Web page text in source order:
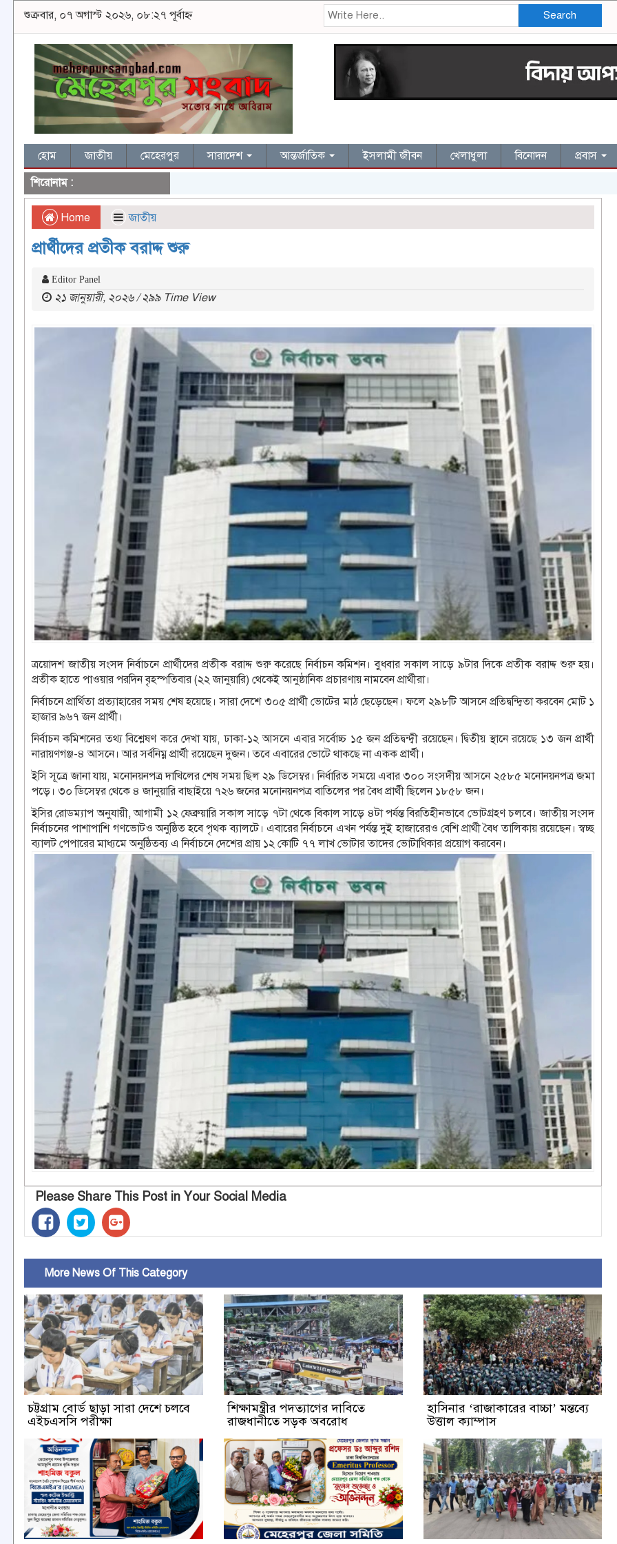
শুক্রবার, ০৭ অগাস্ট ২০২৬, ০৮:২৭ পূর্বাহ্ন Search
হোম জাতীয় মেহেরপুর সারাদেশ আন্তর্জাতিক ইসলামী জীবন খেলাধুলা বিনোদন প্রবাস
শিরোনাম :
Home জাতীয়
প্রার্থীদের প্রতীক বরাদ্দ শুরু
Editor Panel
২১ জানুয়ারী, ২০২৬ / ২৯৯ Time View
ত্রয়োদশ জাতীয় সংসদ নির্বাচনে প্রার্থীদের প্রতীক বরাদ্দ শুরু করেছে নির্বাচন কমিশন। বুধবার সকাল সাড়ে ৯টার দিকে প্রতীক বরাদ্দ শুরু হয়।
প্রতীক হাতে পাওয়ার পরদিন বৃহস্পতিবার (২২ জানুয়ারি) থেকেই আনুষ্ঠানিক প্রচারণায় নামবেন প্রার্থীরা।
নির্বাচনে প্রার্থিতা প্রত্যাহারের সময় শেষ হয়েছে। সারা দেশে ৩০৫ প্রার্থী ভোটের মাঠ ছেড়েছেন। ফলে ২৯৮টি আসনে প্রতিদ্বন্দ্বিতা করবেন মোট ১
হাজার ৯৬৭ জন প্রার্থী।
নির্বাচন কমিশনের তথ্য বিশ্লেষণ করে দেখা যায়, ঢাকা-১২ আসনে এবার সর্বোচ্চ ১৫ জন প্রতিদ্বন্দ্বী রয়েছেন। দ্বিতীয় স্থানে রয়েছে ১৩ জন প্রার্থী
নারায়ণগঞ্জ-৪ আসনে। আর সর্বনিম্ন প্রার্থী রয়েছেন দুজন। তবে এবারের ভোটে থাকছে না একক প্রার্থী।
ইসি সূত্রে জানা যায়, মনোনয়নপত্র দাখিলের শেষ সময় ছিল ২৯ ডিসেম্বর। নির্ধারিত সময়ে এবার ৩০০ সংসদীয় আসনে ২৫৮৫ মনোনয়নপত্র জমা
পড়ে। ৩০ ডিসেম্বর থেকে ৪ জানুয়ারি বাছাইয়ে ৭২৬ জনের মনোনয়নপত্র বাতিলের পর বৈধ প্রার্থী ছিলেন ১৮৫৮ জন।
ইসির রোডম্যাপ অনুযায়ী, আগামী ১২ ফেব্রুয়ারি সকাল সাড়ে ৭টা থেকে বিকাল সাড়ে ৪টা পর্যন্ত বিরতিহীনভাবে ভোটগ্রহণ চলবে। জাতীয় সংসদ
নির্বাচনের পাশাপাশি গণভোটও অনুষ্ঠিত হবে পৃথক ব্যালটে। এবারের নির্বাচনে এখন পর্যন্ত দুই হাজারেরও বেশি প্রার্থী বৈধ তালিকায় রয়েছেন। স্বচ্ছ
ব্যালট পেপারের মাধ্যমে অনুষ্ঠিতব্য এ নির্বাচনে দেশের প্রায় ১২ কোটি ৭৭ লাখ ভোটার তাদের ভোটাধিকার প্রয়োগ করবেন।
Please Share This Post in Your Social Media
More News Of This Category
চট্টগ্রাম বোর্ড ছাড়া সারা দেশে চলবে
এইচএসসি পরীক্ষা
শিক্ষামন্ত্রীর পদত্যাগের দাবিতে
রাজধানীতে সড়ক অবরোধ
হাসিনার ‘রাজাকারের বাচ্চা’ মন্তব্যে
উত্তাল ক্যাম্পাস